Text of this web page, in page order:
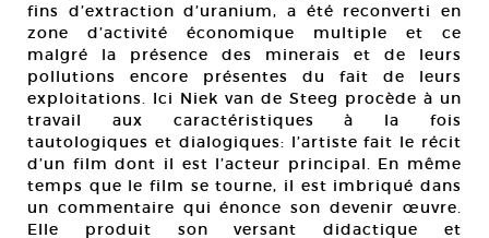
fins d’extraction d’uranium, a été reconverti en
zone d’activité économique multiple et ce
malgré la présence des minerais et de leurs
pollutions encore présentes du fait de leurs
exploitations. Ici Niek van de Steeg procède à un
travail aux caractéristiques à la fois
tautologiques et dialogiques: l’artiste fait le récit
d’un film dont il est l’acteur principal. En même
temps que le film se tourne, il est imbriqué dans
un commentaire qui énonce son devenir œuvre.
Elle produit son versant didactique et